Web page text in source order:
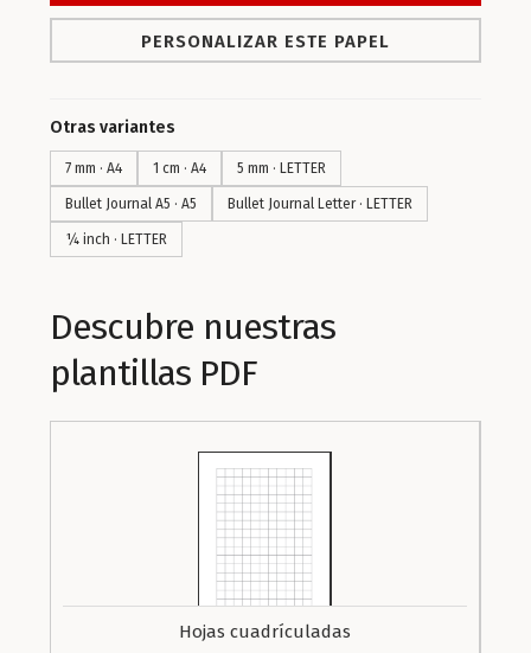
PERSONALIZAR ESTE PAPEL
Otras variantes
7 mm · A4 1 cm · A4 5 mm · LETTER
Bullet Journal A5 · A5 Bullet Journal Letter · LETTER
¼ inch · LETTER
Descubre nuestras
plantillas PDF
Hojas cuadrículadas